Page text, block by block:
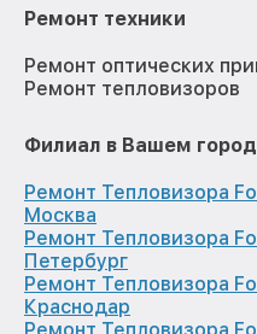
Ремонт техники
Ремонт оптических
Ремонт тепловизоров
Филиал в Вашем
Ремонт Тепловизора
Москва
Ремонт Тепловизора
Петербург
Ремонт Тепловизора
Краснодар